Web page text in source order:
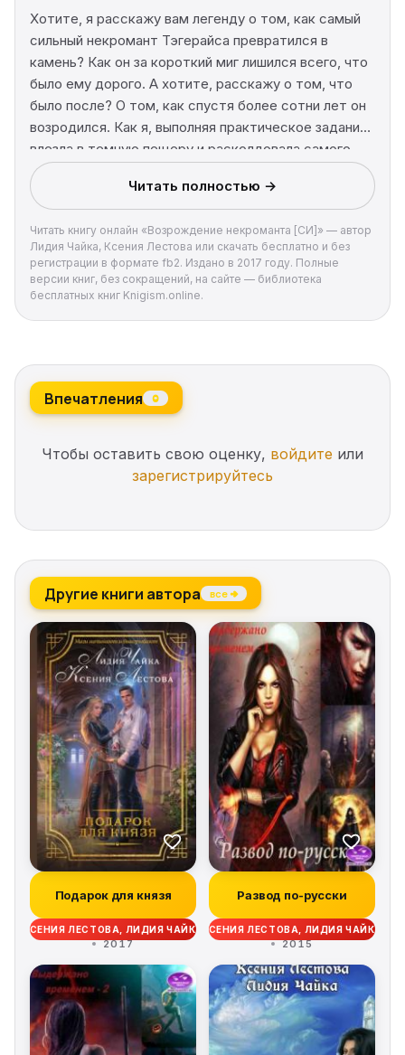
Хотите, я расскажу вам легенду о том, как самый
сильный некромант Тэгерайса превратился в
камень? Как он за короткий миг лишился всего, что
было ему дорого. А хотите, расскажу о том, что
было после? О том, как спустя более сотни лет он
возродился. Как я, выполняя практическое задание,
влезла в темную пещеру и расколдовала самого
сильного некроманта нашего мира. И пускай
сначала я подумала, что просто нанюхалась каких-
то подземных паров…Факт остается фактом — я
пробудила бывшего ректора Института
благородных магов. И что мне теперь с этим со
всем делать?
Читать полностью →
Читать книгу онлайн «Возрождение некроманта [СИ]» — автор
Лидия Чайка, Ксения Лестова или скачать бесплатно и без
регистрации в формате fb2. Издано в 2017 году. Полные
версии книг, без сокращений, на сайте — библиотека
бесплатных книг Knigism.online.
Впечатления 0
Чтобы оставить свою оценку, войдите или
зарегистрируйтесь
Другие книги автора все →
Подарок для князя
КСЕНИЯ ЛЕСТОВА, ЛИДИЯ ЧАЙКА
2017
Развод по-русски
КСЕНИЯ ЛЕСТОВА, ЛИДИЯ ЧАЙКА
2015